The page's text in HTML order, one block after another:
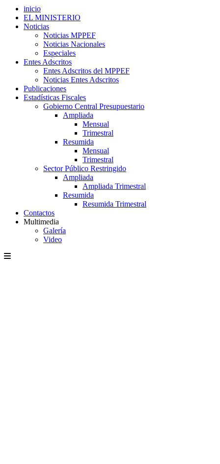
inicio
EL MINISTERIO
Noticias
Noticias MPPEF
Noticias Nacionales
Especiales
Entes Adscritos
Entes Adscritos del MPPEF
Noticias Entes Adscritos
Publicaciones
Estadísticas Fiscales
Gobierno Central Presupuestario
Ampliada
Mensual
Trimestral
Resumida
Mensual
Trimestral
Sector Público Restringido
Ampliada
Ampliada Trimestral
Resumida
Resumida Trimestral
Contactos
Multimedia
Galería
Video